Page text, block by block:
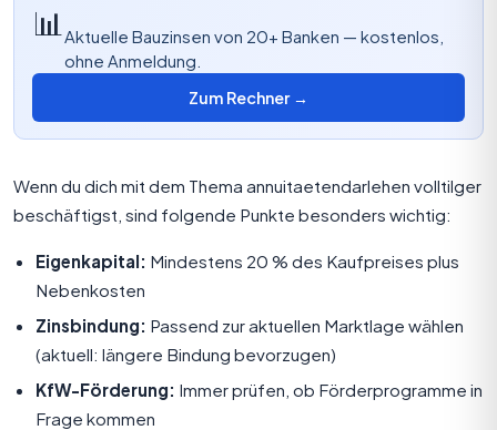
📊 Aktuelle Bauzinsen von 20+ Banken — kostenlos,
ohne Anmeldung.
Zum Rechner →
Wenn du dich mit dem Thema annuitaetendarlehen volltilger
beschäftigst, sind folgende Punkte besonders wichtig:
Eigenkapital: Mindestens 20 % des Kaufpreises plus
Nebenkosten
Zinsbindung: Passend zur aktuellen Marktlage wählen
(aktuell: längere Bindung bevorzugen)
KfW-Förderung: Immer prüfen, ob Förderprogramme in
Frage kommen